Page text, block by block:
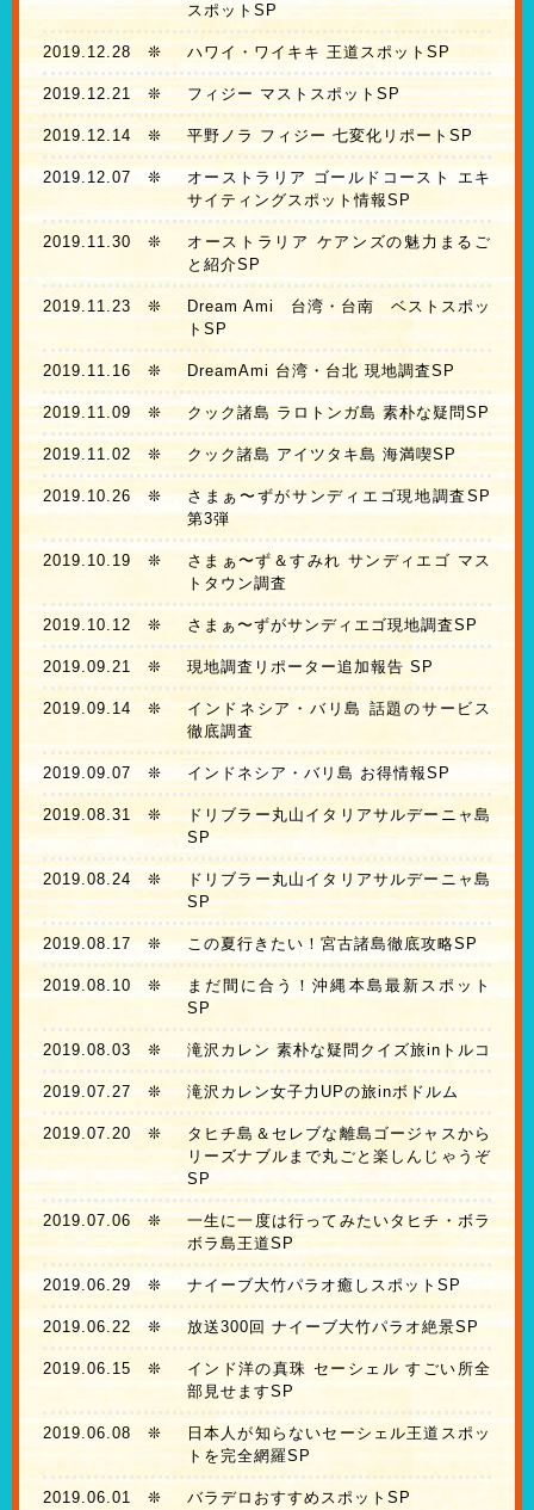
スポットSP
2019.12.28 ❊ ハワイ・ワイキキ 王道スポットSP
2019.12.21 ❊ フィジー マストスポットSP
2019.12.14 ❊ 平野ノラ フィジー 七変化リポートSP
2019.12.07 ❊
オーストラリア ゴールドコースト エキ
サイティングスポット情報SP
2019.11.30 ❊
オーストラリア ケアンズの魅力まるご
と紹介SP
2019.11.23 ❊
Dream Ami 台湾・台南 ベストスポッ
トSP
2019.11.16 ❊ DreamAmi 台湾・台北 現地調査SP
2019.11.09❊ クック諸島 ラロトンガ島 素朴な疑問SP
2019.11.02❊ クック諸島 アイツタキ島 海満喫SP
2019.10.26❊
さまぁ〜ずがサンディエゴ現地調査SP
第3弾
2019.10.19 ❊
さまぁ〜ず＆すみれ サンディエゴ マス
トタウン調査
2019.10.12 ❊ さまぁ〜ずがサンディエゴ現地調査SP
2019.09.21 ❊ 現地調査リポーター追加報告 SP
2019.09.14❊
インドネシア・バリ島 話題のサービス
徹底調査
2019.09.07 ❊ インドネシア・バリ島 お得情報SP
2019.08.31 ❊
ドリブラー丸山イタリアサルデーニャ島
SP
2019.08.24 ❊
ドリブラー丸山イタリアサルデーニャ島
SP
2019.08.17❊ この夏行きたい！宮古諸島徹底攻略SP
2019.08.10 ❊
まだ間に合う！沖縄本島最新スポット
SP
2019.08.03 ❊ 滝沢カレン 素朴な疑問クイズ旅inトルコ
2019.07.27 ❊ 滝沢カレン女子力UPの旅inボドルム
2019.07.20 ❊
タヒチ島＆セレブな離島ゴージャスから
リーズナブルまで丸ごと楽しんじゃうぞ
SP
2019.07.06❊
一生に一度は行ってみたいタヒチ・ボラ
ボラ島王道SP
2019.06.29 ❊ ナイーブ大竹パラオ癒しスポットSP
2019.06.22 ❊ 放送300回 ナイーブ大竹パラオ絶景SP
2019.06.15 ❊
インド洋の真珠 セーシェル すごい所全
部見せますSP
2019.06.08 ❊
日本人が知らないセーシェル王道スポッ
トを完全網羅SP
2019.06.01 ❊ バラデロおすすめスポットSP